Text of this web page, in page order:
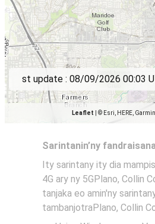
Leaflet © Esri, HERE,
st update : 08/09/2026 00:03
Sarintanin’ny
Ity sarintany ity dia
4G ary ny 5GPlano, Collin
tanjaka eo amin'ny
tambanjotraPlano, Collin